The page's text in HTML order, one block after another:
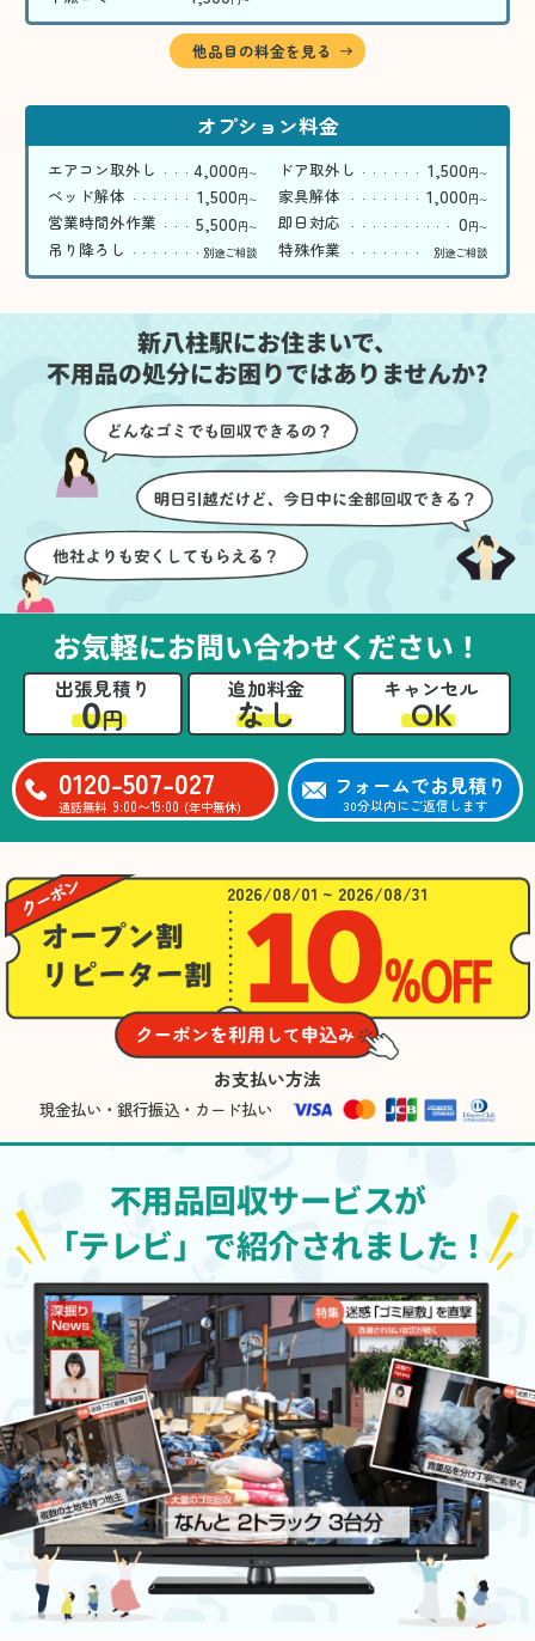
他品目の料金を見る
オプション料金
エアコン取外し 4,000円〜 ドア取外し 1,500円〜
ベッド解体 1,500円〜 家具解体 1,000円〜
営業時間外作業 5,500円〜 即日対応 0円〜
吊り降ろし 別途ご相談 特殊作業 別途ご相談
新八柱駅にお住まいで、
不用品の処分にお困りではありませんか?
お気軽にお問い合わせください！
出張見積り
0円
追加料金
なし
キャンセル
OK
0120-507-027
通話無料 9:00〜19:00 (年中無休)
フォームでお見積り
30分以内にご返信します
2026/08/01 ~ 2026/08/31
お支払い方法
現金払い・銀行振込・カード払い
不用品回収サービスが
「テレビ」で紹介されました！